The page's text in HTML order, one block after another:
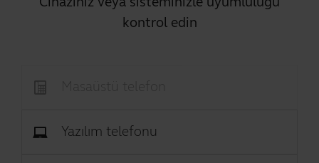
kontrol edin
Yazılım telefonu